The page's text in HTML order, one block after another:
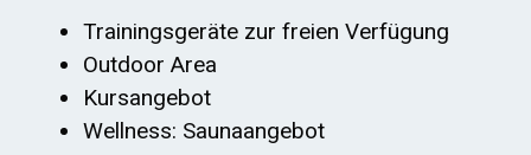
Trainingsgeräte zur freien Verfügung
Outdoor Area
Kursangebot
Wellness: Saunaangebot